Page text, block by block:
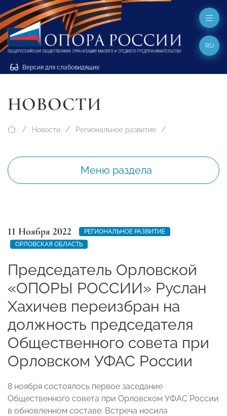
Версия для слабовидящих
RU
НОВОСТИ
Новости Региональное развитие
Меню раздела
11 Ноября 2022
РЕГИОНАЛЬНОЕ РАЗВИТИЕ
ОРЛОВСКАЯ ОБЛАСТЬ
Председатель Орловской
«ОПОРЫ РОССИИ» Руслан
Хахичев переизбран на
должность председателя
Общественного совета при
Орловском УФАС России
8 ноября состоялось первое заседание
Общественного совета при Орловском УФАС России
в обновленном составе. Встреча носила